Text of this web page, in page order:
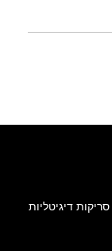
סריקות דיגיטליות